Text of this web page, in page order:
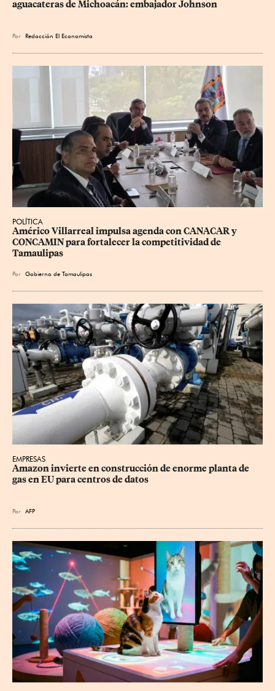
aguacateras de Michoacán: embajador Johnson
Por Redacción El Economista
POLÍTICA
Américo Villarreal impulsa agenda con CANACAR y
CONCAMIN para fortalecer la competitividad de
Tamaulipas
Por Gobierno de Tamaulipas
EMPRESAS
Amazon invierte en construcción de enorme planta de
gas en EU para centros de datos
Por AFP